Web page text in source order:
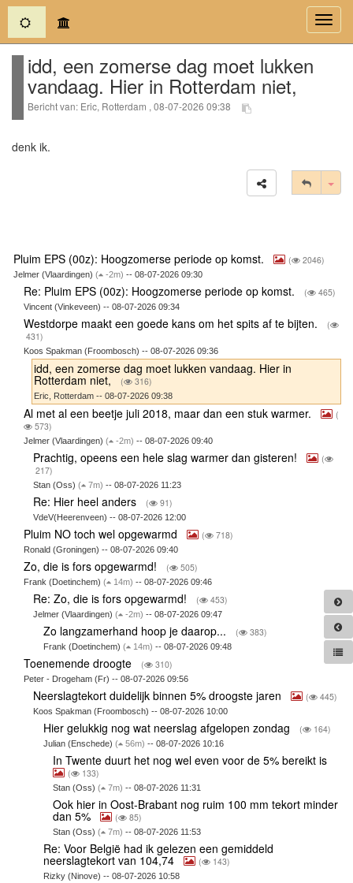
(current)
idd, een zomerse dag moet lukken
vandaag. Hier in Rotterdam niet,
Bericht van: Eric, Rotterdam , 08-07-2026 09:38
denk ik.
Pluim EPS (00z): Hoogzomerse periode op komst. ( 2046)
Jelmer (Vlaardingen) ( -2m) -- 08-07-2026 09:30
Re: Pluim EPS (00z): Hoogzomerse periode op komst. ( 465)
Vincent (Vinkeveen) -- 08-07-2026 09:34
Westdorpe maakt een goede kans om het spits af te bijten.
(
431)
Koos Spakman (Froombosch) -- 08-07-2026 09:36
idd, een zomerse dag moet lukken vandaag. Hier in
Rotterdam niet, ( 316)
Eric, Rotterdam -- 08-07-2026 09:38
Al met al een beetje juli 2018, maar dan een stuk warmer.
(
573)
Jelmer (Vlaardingen) ( -2m) -- 08-07-2026 09:40
Prachtig, opeens een hele slag warmer dan gisteren!
(
217)
Stan (Oss)( 7m) -- 08-07-2026 11:23
Re: Hier heel anders ( 91)
VdeV(Heerenveen) -- 08-07-2026 12:00
Pluim NO toch wel opgewarmd ( 718)
Ronald (Groningen) -- 08-07-2026 09:40
Zo, die is fors opgewarmd! ( 505)
Frank (Doetinchem) ( 14m) -- 08-07-2026 09:46
Re: Zo, die is fors opgewarmd! ( 453)
Jelmer (Vlaardingen)( -2m) -- 08-07-2026 09:47
Zo langzamerhand hoop je daarop... ( 383)
Frank (Doetinchem) ( 14m) -- 08-07-2026 09:48
Toenemende droogte ( 310)
Peter - Drogeham (Fr) -- 08-07-2026 09:56
Neerslagtekort duidelijk binnen 5% droogste jaren ( 445)
Koos Spakman (Froombosch) -- 08-07-2026 10:00
Hier gelukkig nog wat neerslag afgelopen zondag ( 164)
Julian (Enschede) ( 56m) -- 08-07-2026 10:16
In Twente duurt het nog wel even voor de 5% bereikt is
( 133)
Stan (Oss)( 7m) -- 08-07-2026 11:31
Ook hier in Oost-Brabant nog ruim 100 mm tekort minder
dan 5% ( 85)
Stan (Oss)( 7m) -- 08-07-2026 11:53
Re: Voor België had ik gelezen een gemiddeld
neerslagtekort van 104,74 ( 143)
Rizky (Ninove) -- 08-07-2026 10:58